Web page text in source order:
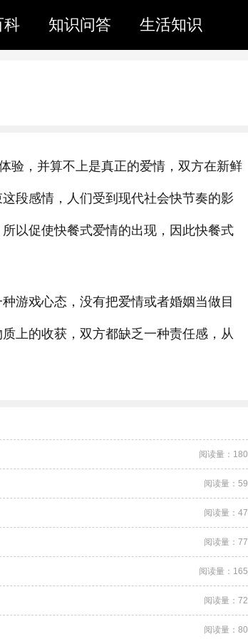
科 知识问答 生活知识
验，并算不上是真正的爱情，双方在新鲜
段感情，人们受到现代社会快节奏的影
以促使快餐式爱情的出现，因此快餐式
游戏心态，没有把爱情或者婚姻当做目
上的收获，双方都缺乏一种责任感，从
阅读量：180
阅读量：59
阅读量：47
阅读量：77
阅读量：165
阅读量：72
阅读量：80